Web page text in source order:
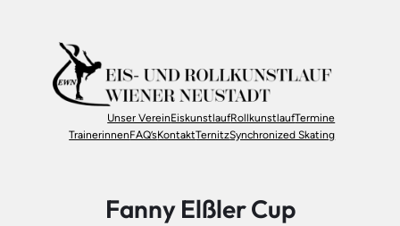
springen
Unser VereinEiskunstlaufRollkunstlaufTermine
TrainerinnenFAQ’sKontaktTernitzSynchronized Skating
Fanny Elßler Cup